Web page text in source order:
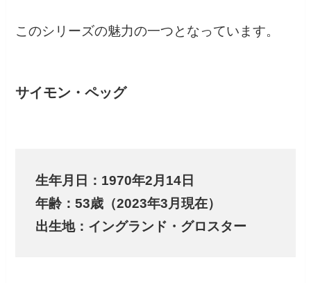
このシリーズの魅力の一つとなっています。
サイモン・ペッグ
生年月日：1970年2月14日
年齢：53歳（2023年3月現在）
出生地：イングランド・グロスター